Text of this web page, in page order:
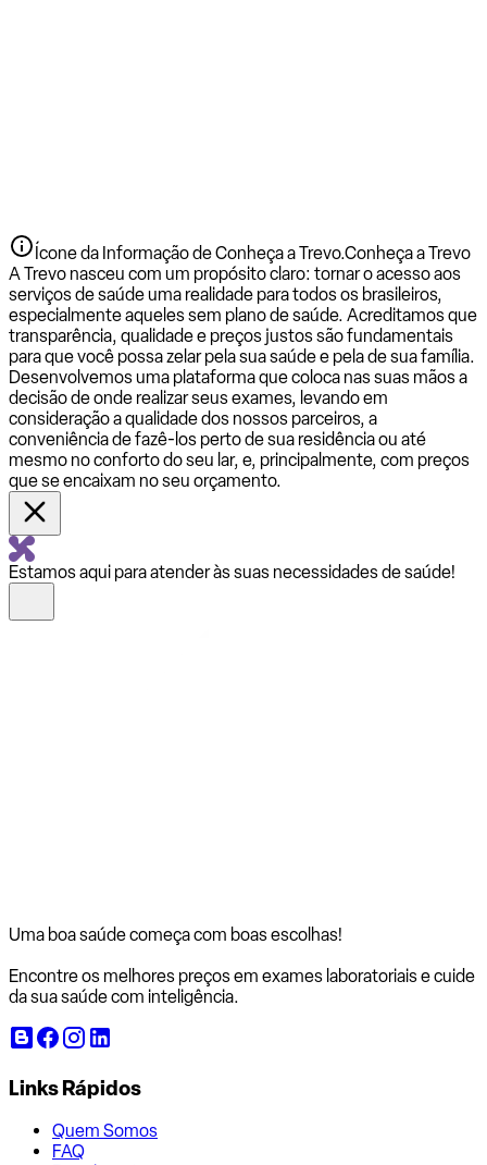
Ícone da Informação de Conheça a Trevo.Conheça a Trevo
A Trevo nasceu com um propósito claro: tornar o acesso aos
serviços de saúde uma realidade para todos os brasileiros,
especialmente aqueles sem plano de saúde. Acreditamos que
transparência, qualidade e preços justos são fundamentais
para que você possa zelar pela sua saúde e pela de sua família.
Desenvolvemos uma plataforma que coloca nas suas mãos a
decisão de onde realizar seus exames, levando em
consideração a qualidade dos nossos parceiros, a
conveniência de fazê-los perto de sua residência ou até
mesmo no conforto do seu lar, e, principalmente, com preços
que se encaixam no seu orçamento.
Estamos aqui para atender às suas necessidades de saúde!
Uma boa saúde começa com boas escolhas!
Encontre os melhores preços em exames laboratoriais e cuide
da sua saúde com inteligência.
Links Rápidos
Quem Somos
FAQ